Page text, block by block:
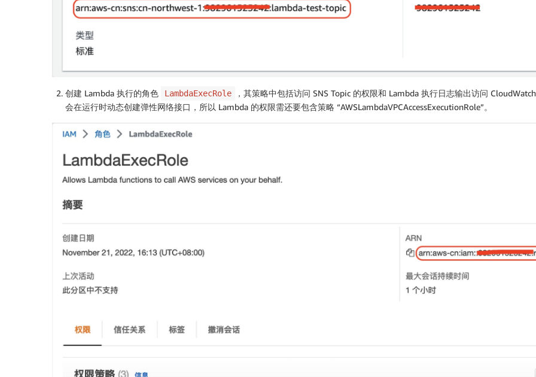
创建 Lambda 执行的角色 LambdaExecRole
，其策略中包括访问 SNS Topic 的权限和 Lambda 执行日志输出访问
会在运行时动态创建弹性网络接口，所以 Lambda 的权限需还要包含策略 “AWSLambdaVPCAccessExecutionRole”。